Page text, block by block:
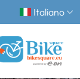
Italiano